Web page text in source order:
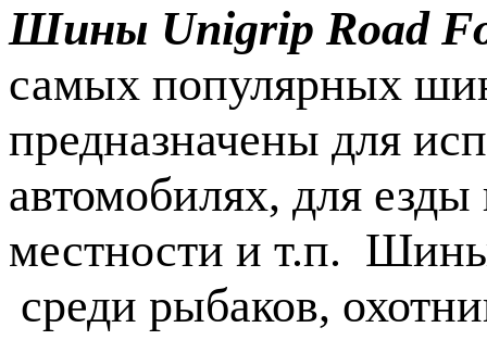
Шины Unigrip Road
самых популярных
предназначены для
автомобилях, для
местности и т.п. Шины
среди рыбаков,